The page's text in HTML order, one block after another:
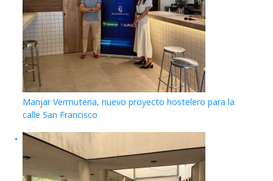
Manjar Vermuteria, nuevo proyecto hostelero para la
calle San Francisco